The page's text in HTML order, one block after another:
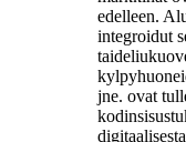
edelleen.
integroidut
jne. ovat